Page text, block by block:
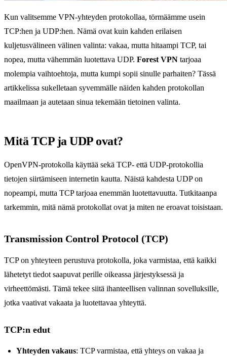
Kun valitsemme VPN-yhteyden protokollaa, törmäämme usein
TCP:hen ja UDP:hen. Nämä ovat kuin kahden erilaisen
kuljetusvälineen välinen valinta: vakaa, mutta hitaampi TCP, tai
nopea, mutta vähemmän luotettava UDP. Forest VPN tarjoaa
molempia vaihtoehtoja, mutta kumpi sopii sinulle parhaiten? Tässä
artikkelissa sukelletaan syvemmälle näiden kahden protokollan
maailmaan ja autetaan sinua tekemään tietoinen valinta.
Mitä TCP ja UDP ovat?
OpenVPN-protokolla käyttää sekä TCP- että UDP-protokollia
tietojen siirtämiseen internetin kautta. Näistä kahdesta UDP on
nopeampi, mutta TCP tarjoaa enemmän luotettavuutta. Tutkitaanpa
tarkemmin, mitä nämä protokollat ovat ja miten ne eroavat toisistaan.
Transmission Control Protocol (TCP)
TCP on yhteyteen perustuva protokolla, joka varmistaa, että kaikki
lähetetyt tiedot saapuvat perille oikeassa järjestyksessä ja
virheettömästi. Tämä tekee siitä ihanteellisen valinnan sovelluksille,
jotka vaativat vakaata ja luotettavaa yhteyttä.
TCP:n edut
Yhteyden vakaus: TCP varmistaa, että yhteys on vakaa ja